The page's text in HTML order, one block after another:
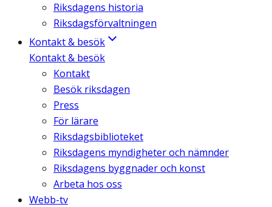
Riksdagens historia
Riksdagsförvaltningen
Kontakt & besök
Kontakt & besök
Kontakt
Besök riksdagen
Press
För lärare
Riksdagsbiblioteket
Riksdagens myndigheter och nämnder
Riksdagens byggnader och konst
Arbeta hos oss
Webb-tv